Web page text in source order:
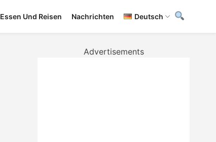
Essen Und Reisen Nachrichten Deutsch
Advertisements